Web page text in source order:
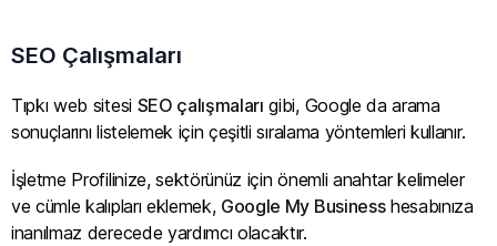
SEO Çalışmaları
Tıpkı web sitesi SEO çalışmaları gibi, Google da arama
sonuçlarını listelemek için çeşitli sıralama yöntemleri kullanır.
İşletme Profilinize, sektörünüz için önemli anahtar kelimeler
ve cümle kalıpları eklemek, Google My Businesshesabınıza
inanılmaz derecede yardımcı olacaktır.